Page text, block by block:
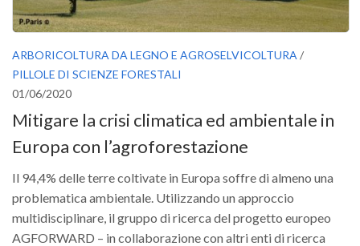
ARBORICOLTURA DA LEGNO E AGROSELVICOLTURA /
PILLOLE DI SCIENZE FORESTALI
01/06/2020
Mitigare la crisi climatica ed ambientale in
Europa con l’agroforestazione
Il 94,4% delle terre coltivate in Europa soffre di almeno una
problematica ambientale. Utilizzando un approccio
multidisciplinare, il gruppo di ricerca del progetto europeo
AGFORWARD – in collaborazione con altri enti di ricerca